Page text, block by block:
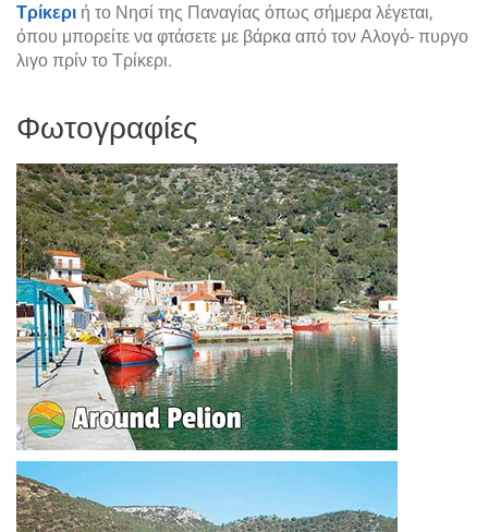
Τρίκερι ή το Νησί της Παναγίας όπως σήμερα λέγεται,
όπου μπορείτε να φτάσετε με βάρκα από τον Αλογό- πυργο
λιγο πρίν το Τρίκερι.
Φωτογραφίες